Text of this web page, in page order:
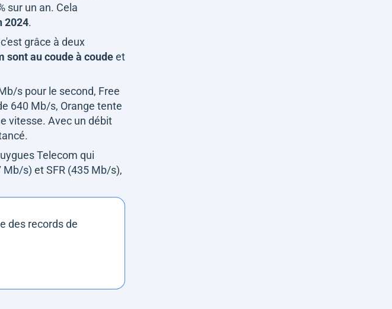
sur un an. Cela
2024.
grâce à deux
sont au coude à coudeet
s pour le second, Free
640 Mb/s, Orange tente
vitesse. Avec un débit
Telecom qui
s) et SFR (435 Mb/s),
des records de